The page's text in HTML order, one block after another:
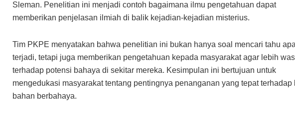
Sleman. Penelitian ini menjadi contoh bagaimana ilmu pengetahuan dapat
memberikan penjelasan ilmiah di balik kejadian-kejadian misterius.
Tim PKPE menyatakan bahwa penelitian ini bukan hanya soal mencari tahu
terjadi, tetapi juga memberikan pengetahuan kepada masyarakat agar lebih
terhadap potensi bahaya di sekitar mereka. Kesimpulan ini bertujuan untuk
mengedukasi masyarakat tentang pentingnya penanganan yang tepat terhadap
bahan berbahaya.